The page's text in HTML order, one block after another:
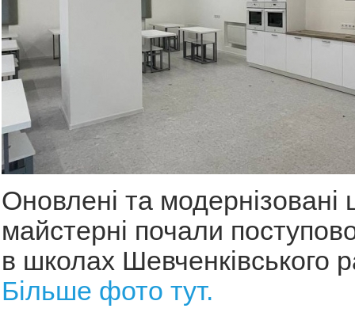
Оновлені та модернізовані
майстерні почали
в школах Шевченківського
Більше фото тут.